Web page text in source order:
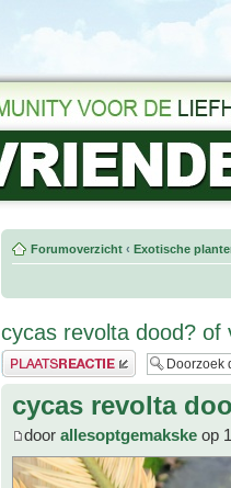
Forumoverzicht ‹ Exotische
cycas revolta dood? of
Plaats een reactie
cycas revolta
door allesoptgemakske op